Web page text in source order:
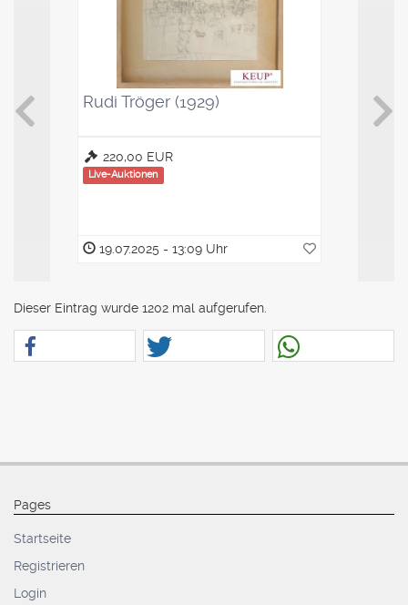
Rudi Tröger (1929)
220,00 EUR
Live-Auktionen
19.07.2025 - 13:09 Uhr
Dieser Eintrag wurde 1202 mal aufgerufen.
Pages
Startseite
Registrieren
Login